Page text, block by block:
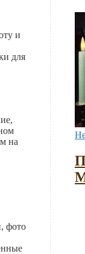
и
для
на
фото